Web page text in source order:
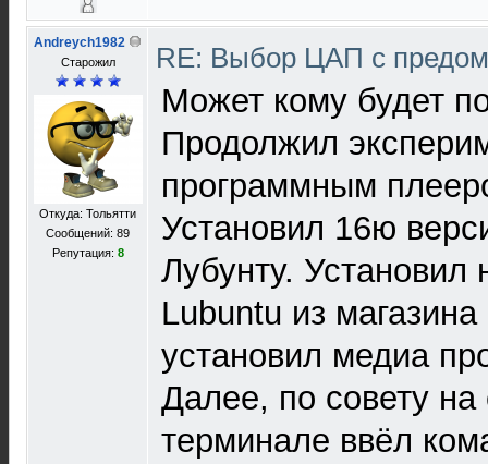
Andreych1982
Старожил
Откуда: Тольятти
Сообщений: 89
Репутация: 8
RE: Выбор ЦАП с
Может кому будет
Продолжил
программным
Установил 16ю
Лубунту.
Lubuntu из
установил медиа
Далее, по совету
терминале ввёл